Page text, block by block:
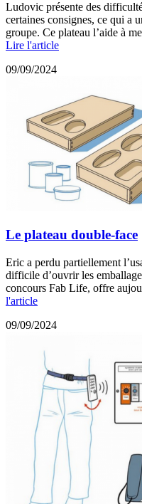
Ludovic présente des
certaines consignes, ce qui a
groupe. Ce plateau l’aide à
Lire l'article
09/09/2024
Le plateau double-face
Eric a perdu partiellement
difficile d’ouvrir les
concours Fab Life, offre
l'article
09/09/2024